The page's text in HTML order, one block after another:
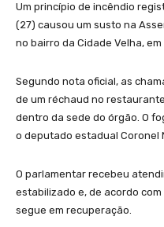
Um princípio de incêndio
(27) causou um susto na
no bairro da Cidade Velha, em
Segundo nota oficial, as
de um réchaud no
dentro da sede do órgão. O
o deputado estadual Coronel
O parlamentar recebeu
estabilizado e, de acordo
segue em recuperação.